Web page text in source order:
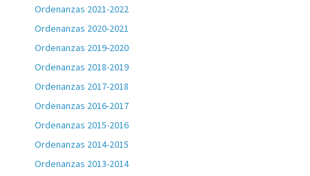
Ordenanzas 2021-2022
Ordenanzas 2020-2021
Ordenanzas 2019-2020
Ordenanzas 2018-2019
Ordenanzas 2017-2018
Ordenanzas 2016-2017
Ordenanzas 2015-2016
Ordenanzas 2014-2015
Ordenanzas 2013-2014